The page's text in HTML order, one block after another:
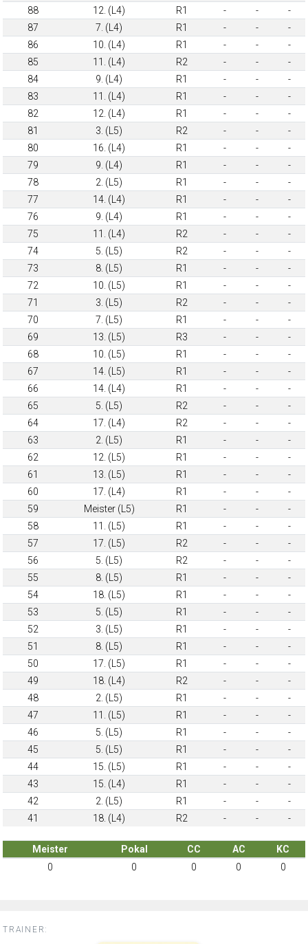
88 12. (L4) R1 - -
-
87
7. (L4) R1 - -
-
86
10. (L4) R1 - -
-
85
11. (L4) R2 - -
-
84
9. (L4) R1 - -
-
83
11. (L4) R1 - -
-
82
12. (L4) R1 - -
-
81
3. (L5) R2 - -
-
80
16. (L4) R1 - -
-
79
9. (L4) R1 - -
-
78
2. (L5) R1 - -
-
77
14. (L4) R1 - -
-
76
9. (L4) R1 - -
-
75
11. (L4) R2 - -
-
74
5. (L5) R2 - -
-
73
8. (L5) R1 - -
-
72
10. (L5) R1 - -
-
71
3. (L5) R2 - -
-
70
7. (L5) R1 - -
-
69
13. (L5) R3 - -
-
68
10. (L5) R1 - -
-
67
14. (L5) R1 - -
-
66
14. (L4) R1 - -
-
65
5. (L5) R2 - -
-
64
17. (L4) R2 - -
-
63
2. (L5) R1 - -
-
62
12. (L5) R1 - -
-
61
13. (L5) R1 - -
-
60
17. (L4) R1 - -
-
59
Meister (L5) R1 - -
-
58
11. (L5) R1 - -
-
57
17. (L5) R2 - -
-
56
5. (L5) R2 - -
-
55
8. (L5) R1 - -
-
54
18. (L5) R1 - -
-
53
5. (L5) R1 - -
-
52
3. (L5) R1 - -
-
51
8. (L5) R1 - -
-
50
17. (L5) R1 - -
-
49
18. (L4) R2 - -
-
48
2. (L5) R1 - -
-
47
11. (L5) R1 - -
-
46
5. (L5) R1 - -
-
45
5. (L5) R1 - -
-
44
15. (L5) R1 - -
-
43
15. (L4) R1 - -
-
42
2. (L5) R1 - -
-
41
18. (L4) R2 - - -
Meister Pokal CC AC
KC
0
0 0 0 0
TRAINER: